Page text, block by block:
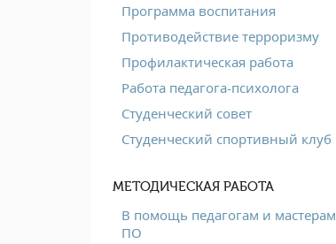
Программа воспитания
Противодействие терроризму
Профилактическая работа
Работа педагога-психолога
Студенческий совет
Студенческий спортивный клуб
МЕТОДИЧЕСКАЯ РАБОТА
В помощь педагогам и мастерам
ПО